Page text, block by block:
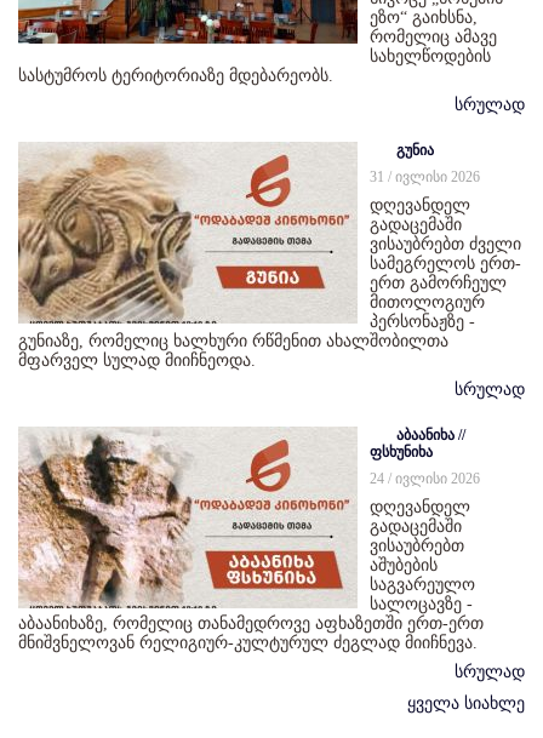
ეზო“ გაიხსნა,
რომელიც ამავე
სახელწოდების
სასტუმროს ტერიტორიაზე მდებარეობს.
სრულად
გუნია
31 / ივლისი 2026
დღევანდელ
გადაცემაში
ვისაუბრებთ ძველი
სამეგრელოს ერთ-
ერთ გამორჩეულ
მითოლოგიურ
პერსონაჟზე -
გუნიაზე, რომელიც ხალხური რწმენით ახალშობილთა
მფარველ სულად მიიჩნეოდა.
სრულად
აბაანიხა //
ფსხუნიხა
24 / ივლისი 2026
დღევანდელ
გადაცემაში
ვისაუბრებთ
აშუბების
საგვარეულო
სალოცავზე -
აბაანიხაზე, რომელიც თანამედროვე აფხაზეთში ერთ-ერთ
მნიშვნელოვან რელიგიურ-კულტურულ ძეგლად მიიჩნევა.
სრულად
ყველა სიახლე